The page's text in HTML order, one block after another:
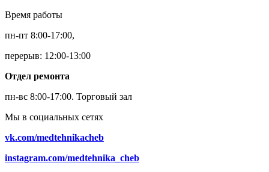
Время работы
пн-пт 8:00-17:00,
перерыв: 12:00-13:00
Отдел ремонта
пн-вс 8:00-17:00. Торговый зал
Мы в социальных сетях
vk.com/medtehnikacheb
instagram.com/medtehnika_cheb